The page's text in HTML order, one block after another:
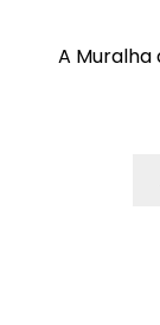
A Muralha